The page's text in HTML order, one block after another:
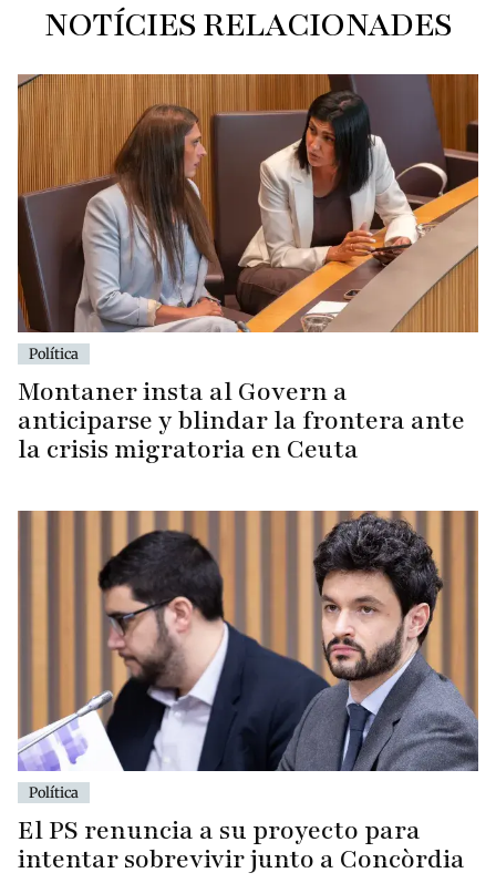
NOTÍCIES RELACIONADES
Política
Montaner insta al Govern a
anticiparse y blindar la frontera ante
la crisis migratoria en Ceuta
Política
El PS renuncia a su proyecto para
intentar sobrevivir junto a Concòrdia